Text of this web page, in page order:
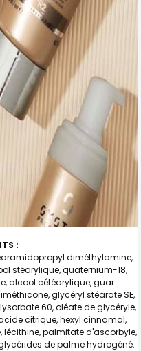
:
diméthylamine,
stéarylique, quaternium-18,
alcool cétéarylique, guar
glycéryl stéarate SE,
60, oléate de glycéryle,
citrique, hexyl cinnamal,
lécithine, palmitate d'ascorbyle,
de palme hydrogéné.